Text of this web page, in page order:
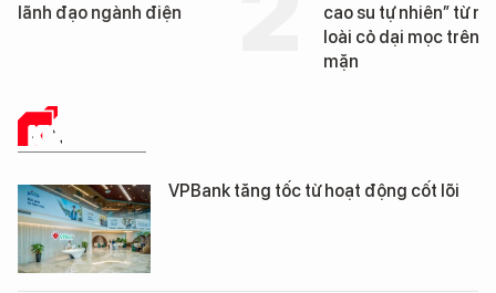
cao su tự nhiên” từ một
Đà Nẵng sắp bị kiểm
KINH TẾ SỐ
VPBank tăng tốc từ hoạt động cốt lõi